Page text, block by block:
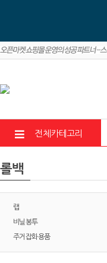
전체카테고리
롤백
랩
비닐봉투
주거잡화용품